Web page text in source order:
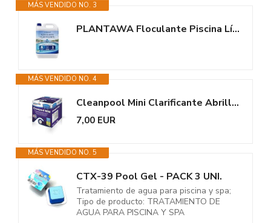
MÁS VENDIDO NO. 3
PLANTAWA Floculante Piscina Líquido 5L | Clarificador Agua Turbia Piscina...
MÁS VENDIDO NO. 4
Cleanpool Mini Clarificante Abrillantador Especial Mini Piscinas. Contiene...
7,00 EUR
MÁS VENDIDO NO. 5
CTX-39 Pool Gel - PACK 3 UNI.
Tratamiento de agua para piscina y spa;
Tipo de producto: TRATAMIENTO DE
AGUA PARA PISCINA Y SPA